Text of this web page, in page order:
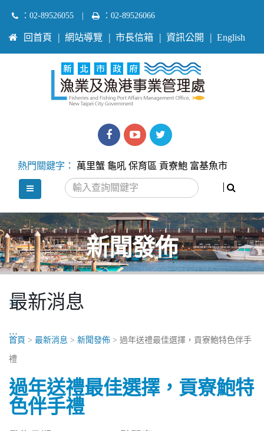
主
要
：02-89526055 ：02-89526066
::: 回首頁 網站導覽 市長信箱 資訊公開 English
漁
處
facebook
漁
處
youtube
Twitter
熱門關鍵字： 萬里蟹 龜吼 保育區 貢寮鮑 富基魚市
選單
新聞發佈
:::
最新消息
:::
首頁 > 最新消息 > 新聞發佈 > 過年送禮最佳選擇，貢寮鮑特色伴手
禮
過年送禮最佳選擇，貢寮鮑特
色伴手禮